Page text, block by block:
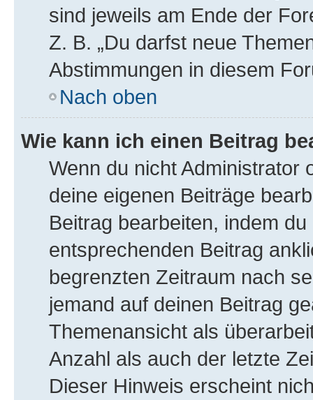
sind jeweils am Ende der
Z. B. „Du darfst neue
Abstimmungen in diesem
Nach oben
Wie kann ich einen Beitrag
Wenn du nicht Administrator
deine eigenen Beiträge
Beitrag bearbeiten, indem
entsprechenden Beitrag
begrenzten Zeitraum nach
jemand auf deinen Beitrag
Themenansicht als
Anzahl als auch der letzte
Dieser Hinweis erscheint